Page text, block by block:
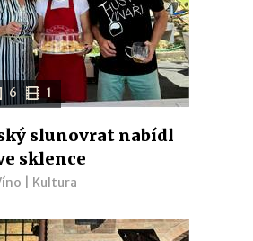
6 1
slunovrat nabídl
sklence
Kultura